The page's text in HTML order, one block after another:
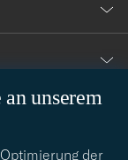
unserem
der